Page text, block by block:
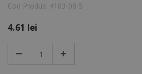
Cod Produs: 4103-08-5
4.61 lei